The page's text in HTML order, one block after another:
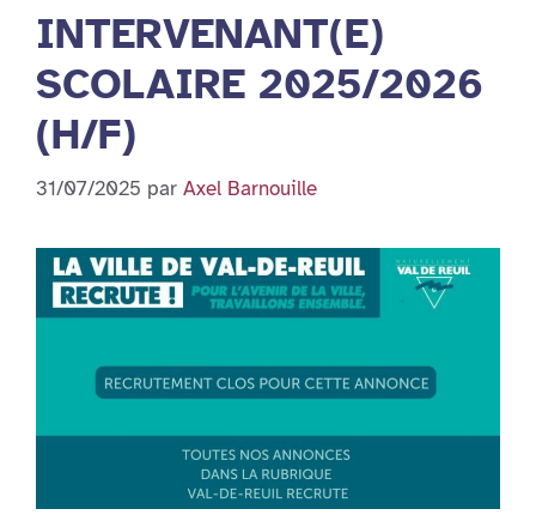
INTERVENANT(E)
SCOLAIRE 2025/2026
(H/F)
31/07/2025 par Axel Barnouille